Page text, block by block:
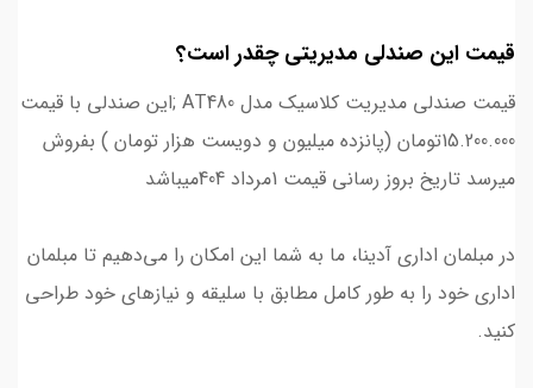
قیمت این صندلی مدیریتی چقدر است؟
قیمت صندلی مدیریت کلاسیک مدل AT480 ;این صندلی با قیمت
15.200.000تومان (پانزده میلیون و دویست هزار تومان ) بفروش
میرسد تاریخ بروز رسانی قیمت 1مرداد 404میباشد
در مبلمان اداری آدینا، ما به شما این امکان را می‌دهیم تا مبلمان
اداری خود را به طور کامل مطابق با سلیقه و نیازهای خود طراحی
کنید.